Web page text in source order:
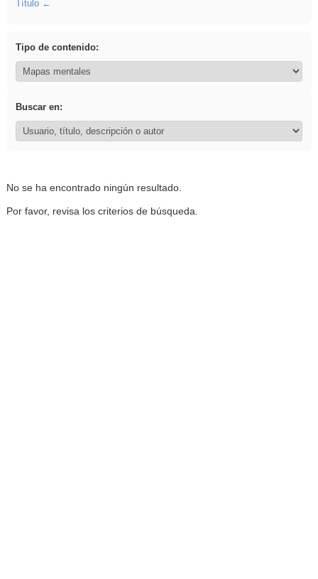
Título
Tipo de contenido:
Buscar en:
No se ha encontrado ningún resultado.
Por favor, revisa los criterios de búsqueda.